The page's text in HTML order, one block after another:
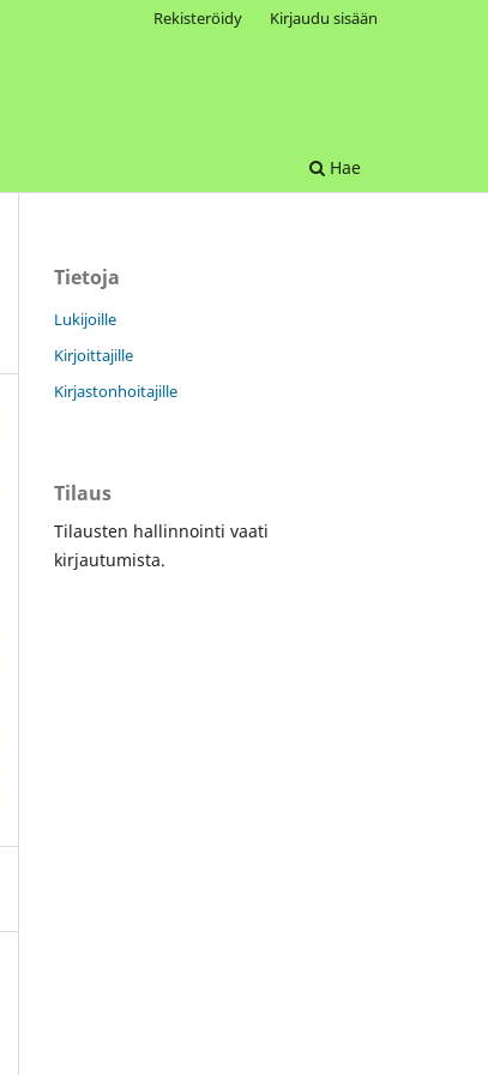
Hae
Rekisteröidy Kirjaudu sisään
Tietoja
Lukijoille
Kirjoittajille
Kirjastonhoitajille
Tilaus
Tilausten hallinnointi vaati
kirjautumista.